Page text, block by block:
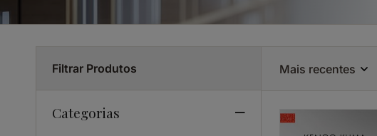
Filtrar Produtos
Categorias
Mais recentes